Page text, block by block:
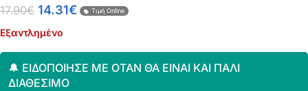
17.90€ 14.31€ Τιμή Online
Εξαντλημένο
🔔 ΕΙΔΟΠΟΊΗΣΈ ΜΕ ΌΤΑΝ ΘΑ ΕΊΝΑΙ ΚΑΙ ΠΆΛΙ
ΔΙΑΘΈΣΙΜΟ